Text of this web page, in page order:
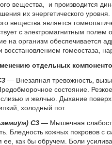
вещества, и производится
их энергетического
вещества является
с электромагнитным полем
на организм обеспечивается
гомеостаза,
отдельных
— Вне­зап­ная тре­вож­ность,
со­сто­я­ние.
и жел­чью. Ды­ха­ние
хо­лод­ный пот.
С3 — Мы­шеч­ная
Блед­ность кож­ных по­кро­вов
ее, как бы об­ру­чем. Бо­ли